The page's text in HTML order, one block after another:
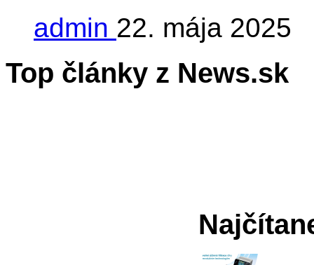
admin 22. mája 2025
Top články z News.sk